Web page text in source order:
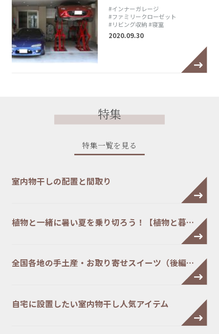
#インナーガレージ
#ファミリークローゼット
#リビング収納 #寝室
2020.09.30
特集
特集一覧を見る
室内物干しの配置と間取り
植物と一緒に暑い夏を乗り切ろう！【植物と暮…
全国各地の手土産・お取り寄せスイーツ（後編…
自宅に設置したい室内物干し人気アイテム